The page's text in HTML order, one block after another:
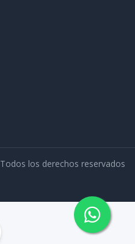
Todos los derechos reservados